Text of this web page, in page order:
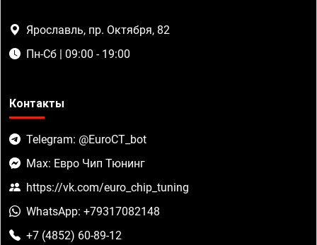
Ярославль, пр. Октября, 82
Пн-Сб | 09:00 - 19:00
Контакты
Telegram: @EuroCT_bot
Max: Евро Чип Тюнинг
https://vk.com/euro_chip_tuning
WhatsApp: +79317082148
+7 (4852) 60-89-12